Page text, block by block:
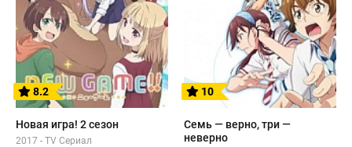
8.2
Новая игра! 2 сезон
2017 - TV Сериал
10
Семь — верно, три —
неверно